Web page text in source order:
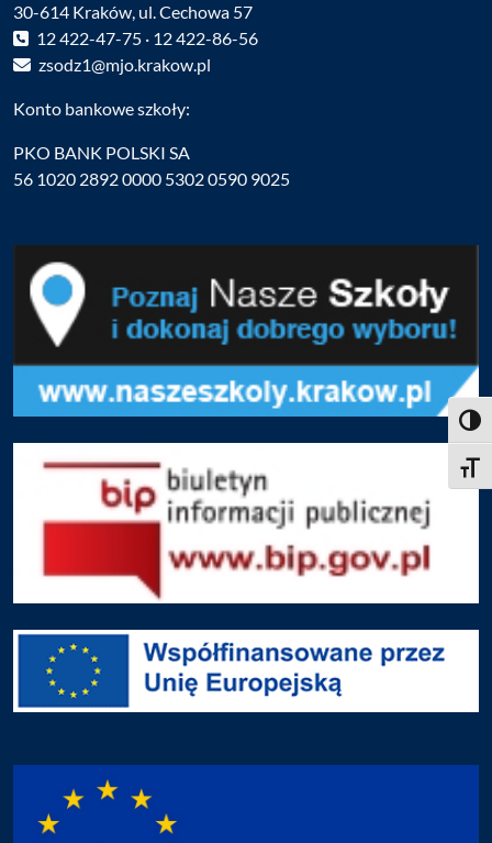
30-614 Kraków, ul. Cechowa 57
12 422-47-75 · 12 422-86-56
zsodz1@mjo.krakow.pl
Konto bankowe szkoły:
PKO BANK POLSKI SA
56 1020 2892 0000 5302 0590 9025